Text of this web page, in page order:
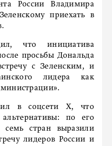
России Владимира
приехать в
что инициатива
просьбы Дональда
с Зеленским, и
лидера как
в соцсети X, что
по его
стран выразили
лидеров России и